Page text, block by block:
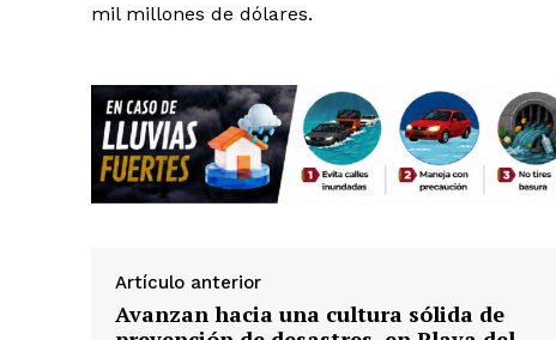
mil millones de dólares.
Artículo anterior
Avanzan hacia una cultura sólida de